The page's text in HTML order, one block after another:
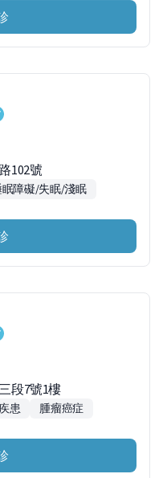
102號
眠障礙/失眠/淺眠
段7號1樓
患
腫瘤癌症